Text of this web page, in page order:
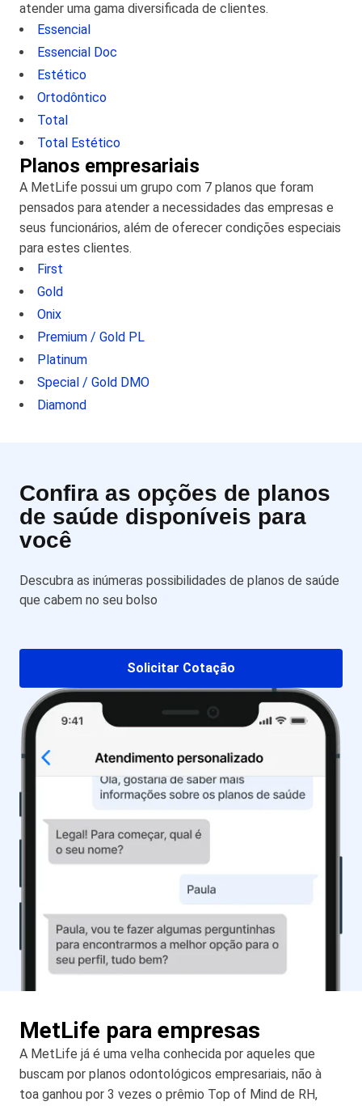
atender uma gama diversificada de clientes.
Essencial
Essencial Doc
Estético
Ortodôntico
Total
Total Estético
Planos empresariais
A MetLife possui um grupo com 7 planos que foram
pensados para atender a necessidades das empresas e
seus funcionários, além de oferecer condições especiais
para estes clientes.
First
Gold
Onix
Premium / Gold PL
Platinum
Special / Gold DMO
Diamond
Confira as opções de planos
de saúde disponíveis para
você
Descubra as inúmeras possibilidades de planos de saúde
que cabem no seu bolso
Solicitar Cotação
MetLife para empresas
A MetLife já é uma velha conhecida por aqueles que
buscam por planos odontológicos empresariais, não à
toa ganhou por 3 vezes o prêmio Top of Mind de RH,